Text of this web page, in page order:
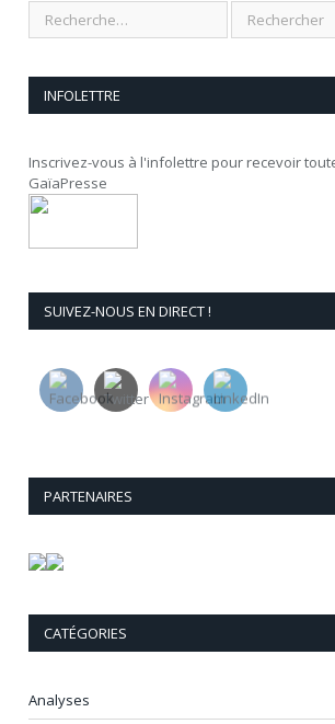
INFOLETTRE
Inscrivez-vous à l'infolettre pour recevoir
GaïaPresse
SUIVEZ-NOUS EN DIRECT !
PARTENAIRES
CATÉGORIES
Analyses